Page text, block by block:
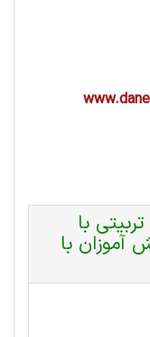
با
آموزان با